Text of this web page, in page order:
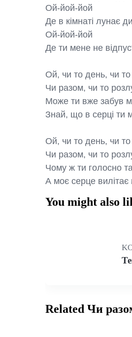
Ой-йой-йой
Де в кімнаті лунає
Ой-йой-йой
Де ти мене не
Ой, чи то день, чи то
Чи разом, чи то
Може ти вже забув
Знай, що в серці ти
Ой, чи то день, чи то
Чи разом, чи то
Чому ж ти голосно
А моє серце
You might also
Related Чи